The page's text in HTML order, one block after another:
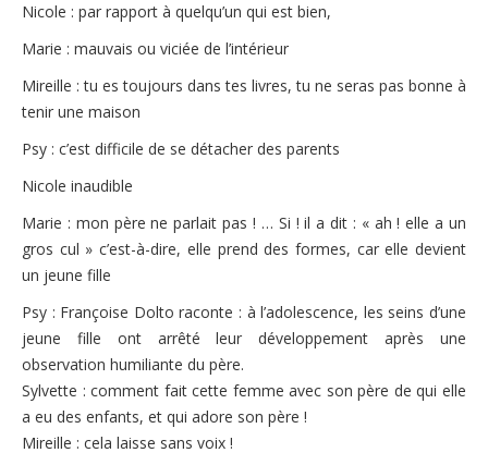
Nicole : par rapport à quelqu’un qui est bien,
Marie : mauvais ou viciée de l’intérieur
Mireille : tu es toujours dans tes livres, tu ne seras pas bonne à
tenir une maison
Psy : c’est difficile de se détacher des parents
Nicole inaudible
Marie : mon père ne parlait pas ! … Si ! il a dit : « ah ! elle a un
gros cul » c’est-à-dire, elle prend des formes, car elle devient
un jeune fille
Psy : Françoise Dolto raconte : à l’adolescence, les seins d’une
jeune fille ont arrêté leur développement après une
observation humiliante du père.
Sylvette : comment fait cette femme avec son père de qui elle
a eu des enfants, et qui adore son père !
Mireille : cela laisse sans voix !